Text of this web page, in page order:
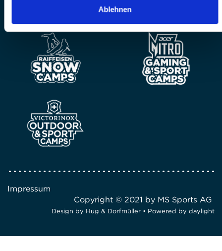
Ablehnen
Impressum
Copyright © 2021 by MS Sports AG
Design by Hug & Dorfmüller • Powered by daylight